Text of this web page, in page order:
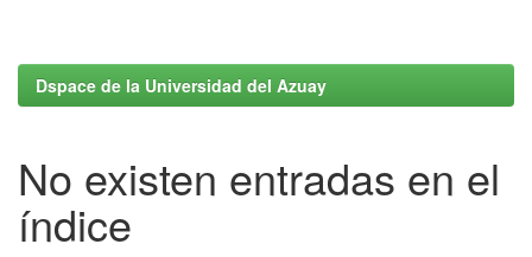
Dspace de la Universidad del Azuay
No existen entradas en el
índice